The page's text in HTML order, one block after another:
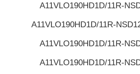
A11VLO190HD1D/11R-
A11VLO190HD1D/11R-
A11VLO190HD1D/11R-
A11VLO190HD1D/11R-